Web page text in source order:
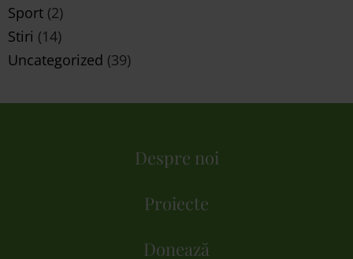
Sport (2)
Stiri (14)
Uncategorized (39)
Despre noi
Proiecte
Donează